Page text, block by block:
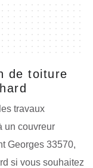
de toiture
travaux
un couvreur
Georges 33570,
si vous souhaitez